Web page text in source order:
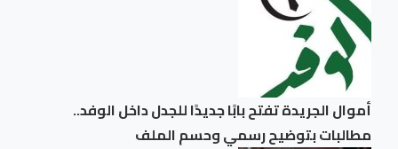
أموال الجريدة تفتح بابًا جديدًا للجدل داخل الوفد..
مطالبات بتوضيح رسمي وحسم الملف